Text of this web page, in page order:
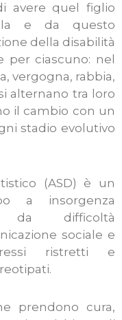
avere quel figlio
e da questo
della disabilità
ciascuno: nel
vergogna, rabbia,
alternano tra loro
il cambio con un
stadio evolutivo
(ASD) è un
a insorgenza
da difficoltà
sociale e
ristretti e
prendono cura,